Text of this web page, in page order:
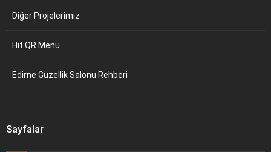
Diğer Projelerimiz
Hit QR Menü
Edirne Güzellik Salonu Rehberi
Sayfalar